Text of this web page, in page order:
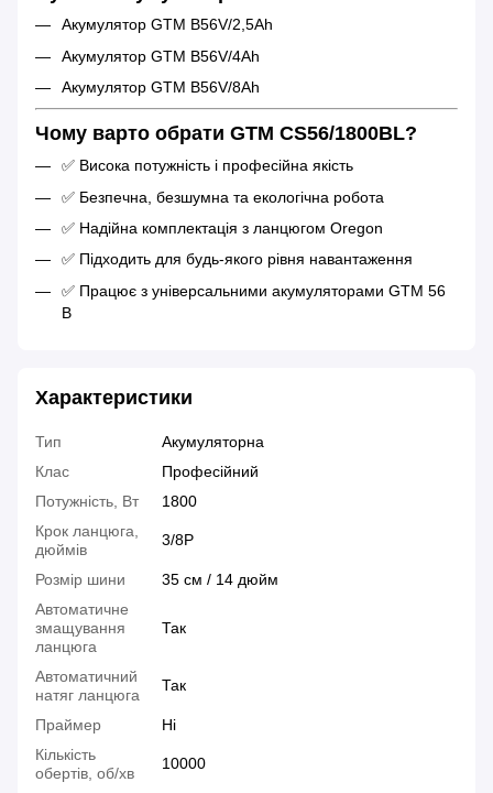
Акумулятор GTM B56V/2,5Ah
Акумулятор GTM B56V/4Ah
Акумулятор GTM B56V/8Ah
Чому варто обрати GTM CS56/1800BL?
✅ Висока потужність і професійна якість
✅ Безпечна, безшумна та екологічна робота
✅ Надійна комплектація з ланцюгом Oregon
✅ Підходить для будь-якого рівня навантаження
✅ Працює з універсальними акумуляторами GTM 56
В
Характеристики
Тип
Акумуляторна
Клас
Професійний
Потужність, Вт
1800
Крок ланцюга,
дюймів
3/8P
Розмір шини
35 см / 14 дюйм
Автоматичне
змащування
ланцюга
Так
Автоматичний
натяг ланцюга
Так
Праймер
Ні
Кількість
обертів, об/хв
10000